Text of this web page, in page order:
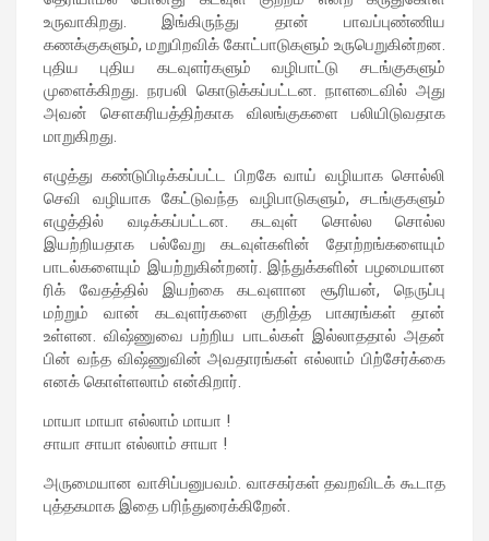
உருவாகிறது. இங்கிருந்து தான் பாவப்புண்ணிய
கணக்குகளும், மறுபிறவிக் கோட்பாடுகளும் உருபெறுகின்றன.
புதிய புதிய கடவுளர்களும் வழிபாட்டு சடங்குகளும்
முளைக்கிறது. நரபலி கொடுக்கப்பட்டன. நாளடைவில் அது
அவன் சௌகரியத்திற்காக விலங்குகளை பலியிடுவதாக
மாறுகிறது.
எழுத்து கண்டுபிடிக்கப்பட்ட பிறகே வாய் வழியாக சொல்லி
செவி வழியாக கேட்டுவந்த வழிபாடுகளும், சடங்குகளும்
எழுத்தில் வடிக்கப்பட்டன. கடவுள் சொல்ல சொல்ல
இயற்றியதாக பல்வேறு கடவுள்களின் தோற்றங்களையும்
பாடல்களையும் இயற்றுகின்றனர். இந்துக்களின் பழமையான
ரிக் வேதத்தில் இயற்கை கடவுளான சூரியன், நெருப்பு
மற்றும் வான் கடவுளர்களை குறித்த பாசுரங்கள் தான்
உள்ளன. விஷ்ணுவை பற்றிய பாடல்கள் இல்லாததால் அதன்
பின் வந்த விஷ்ணுவின் அவதாரங்கள் எல்லாம் பிற்சேர்க்கை
எனக் கொள்ளலாம் என்கிறார்.
மாயா மாயா எல்லாம் மாயா !
சாயா சாயா எல்லாம் சாயா !
அருமையான வாசிப்பனுபவம். வாசகர்கள் தவறவிடக் கூடாத
புத்தகமாக இதை பரிந்துரைக்கிறேன்.